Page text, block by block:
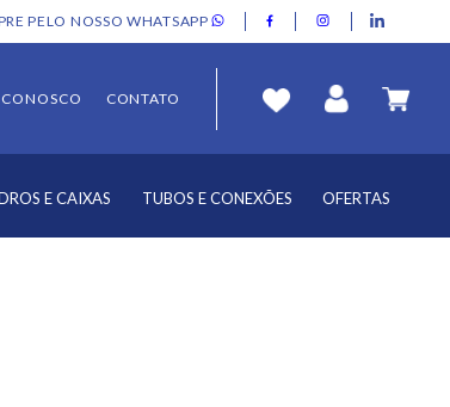
PELO NOSSO WHATSAPP
CONTATO
E CAIXAS TUBOS E CONEXÕES OFERTAS